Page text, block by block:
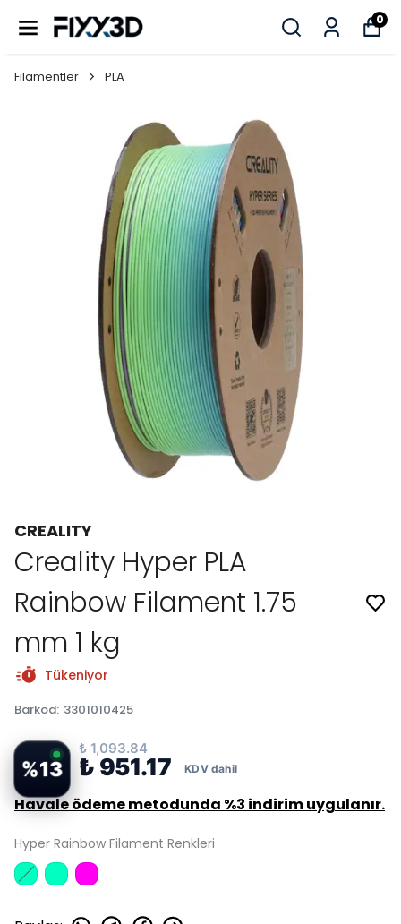
0
Filamentler PLA
CREALITY
Creality Hyper PLA
Rainbow Filament 1.75
mm 1 kg
Tükeniyor
Barkod: 3301010425
%13
₺ 1,093.84
₺ 951.17
Havale ödeme metodunda %3 indirim uygulanır.
Hyper Rainbow Filament Renkleri